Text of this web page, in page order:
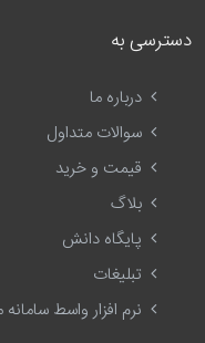
دسترسی به
درباره ما
سوالات متداول
قیمت و خرید
بلاگ
پایگاه دانش
تبلیغات
نرم افزار واسط